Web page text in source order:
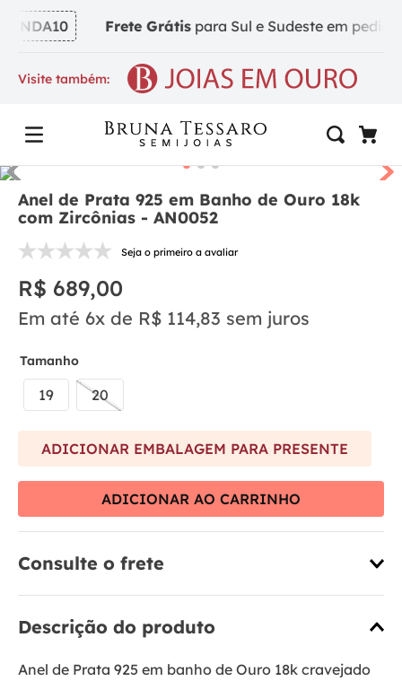
Frete Grátispara Sul e Sudeste em pedidos
Visite também:
Anel de Prata 925 em Banho de Ouro 18k
com Zircônias - AN0052
Seja o primeiro a avaliar
R$ 689,00
Em até 6x de R$ 114,83 sem juros
Tamanho
19 20
ADICIONAR EMBALAGEM PARA PRESENTE
ADICIONAR AO CARRINHO
Consulte o frete
Descrição do produto
Anel de Prata 925 em banho de Ouro 18k cravejado